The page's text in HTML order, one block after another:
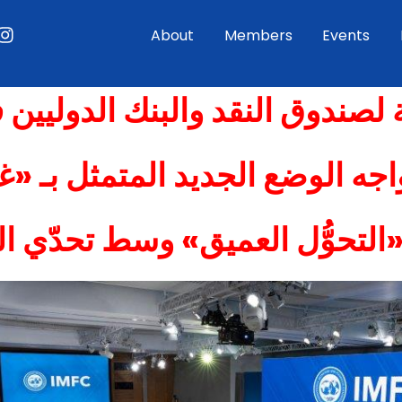
About Members Events
النقد والبنك الدوليين
الوضع الجديد المتمثل بـ
العميق» وسط تحدّي